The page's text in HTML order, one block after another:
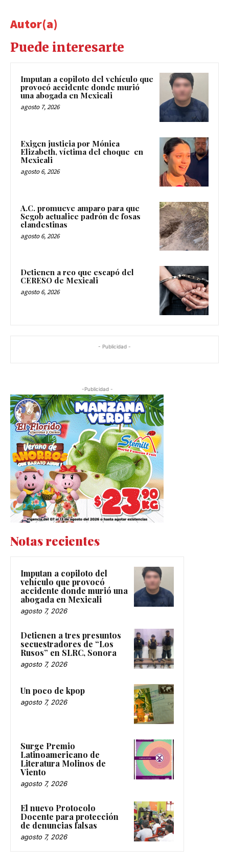
Autor(a)
Puede interesarte
Imputan a copiloto del vehículo que
provocó accidente donde murió
una abogada en Mexicali
agosto 7, 2026
Exigen justicia por Mónica
Elizabeth, víctima del choque en
Mexicali
agosto 6, 2026
A.C. promueve amparo para que
Segob actualice padrón de fosas
clandestinas
agosto 6, 2026
Detienen a reo que escapó del
CERESO de Mexicali
agosto 6, 2026
- Publicidad -
-Publicidad -
Notas recientes
Imputan a copiloto del
vehículo que provocó
accidente donde murió una
abogada en Mexicali
agosto 7, 2026
Detienen a tres presuntos
secuestradores de “Los
Rusos” en SLRC, Sonora
agosto 7, 2026
Un poco de kpop
agosto 7, 2026
Surge Premio
Latinoamericano de
Literatura Molinos de
Viento
agosto 7, 2026
El nuevo Protocolo
Docente para protección
de denuncias falsas
agosto 7, 2026